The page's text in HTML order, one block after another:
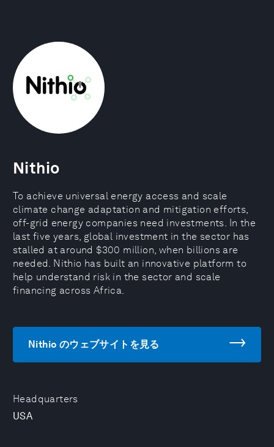
Headquarters
USA
Nithio
To achieve universal energy access and scale
climate change adaptation and mitigation efforts,
off-grid energy companies need investments. In the
last five years, global investment in the sector has
stalled at around $300 million, when billions are
needed. Nithio has built an innovative platform to
help understand risk in the sector and scale
financing across Africa.
Nithio のウェブサイトを見る